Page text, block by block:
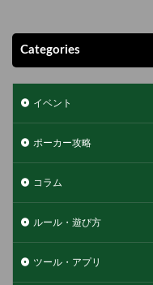
Categories
イベント
ポーカー攻略
コラム
ルール・遊び方
ツール・アプリ